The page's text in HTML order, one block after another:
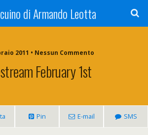
di Armando Leotta
2011 • Nessun Commento
February 1st
Pin E-mail SMS